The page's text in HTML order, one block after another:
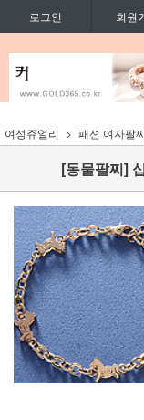
로그인 회원
여성쥬얼리 패션 여자팔찌
[동물팔찌]